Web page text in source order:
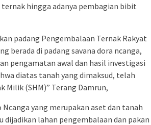
hingga adanya pembagian bibit
padang Pengembalaan Ternak Rakyat
berada di padang savana dora ncanga,
pengamatan awal dan hasil investigasi
diatas tanah yang dimaksud, telah
Milik (SHM)” Terang Damrun,
yang merupakan aset dan tanah
dijadikan lahan pengembalaan dan pakan